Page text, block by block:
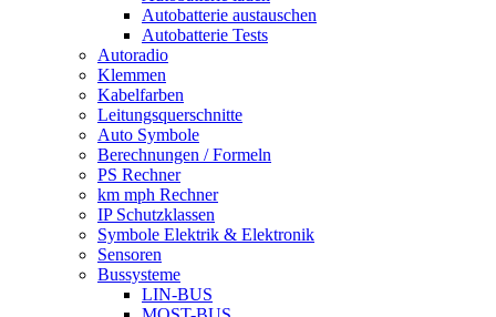
Autobatterie austauschen
Autobatterie Tests
Autoradio
Klemmen
Kabelfarben
Leitungsquerschnitte
Auto Symbole
Berechnungen / Formeln
PS Rechner
km mph Rechner
IP Schutzklassen
Symbole Elektrik & Elektronik
Sensoren
Bussysteme
LIN-BUS